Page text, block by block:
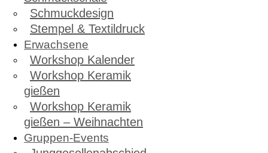
Schmuckdesign
Stempel & Textildruck
Erwachsene
Workshop Kalender
Workshop Keramik
gießen
Workshop Keramik
gießen – Weihnachten
Gruppen-Events